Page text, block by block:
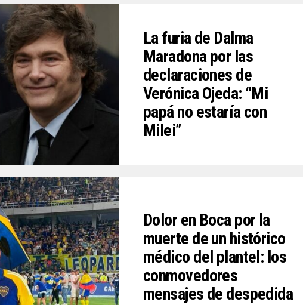
La furia de Dalma
Maradona por las
declaraciones de
Verónica Ojeda: “Mi
papá no estaría con
Milei”
Dolor en Boca por la
muerte de un histórico
médico del plantel: los
conmovedores
mensajes de despedida